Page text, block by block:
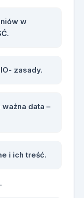
w
zasady.
data –
i ich treść.